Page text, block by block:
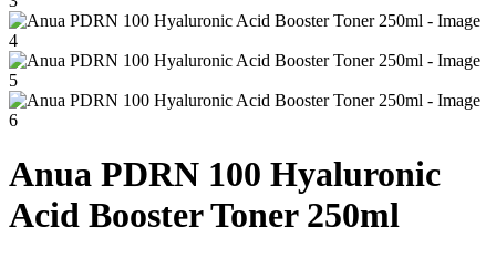
Anua PDRN 100 Hyaluronic
Acid Booster Toner 250ml